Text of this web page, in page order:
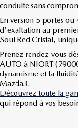
conduite sans
En version 5 portes ou
d'exaltation au
Soul Red Cristal,
Prenez rendez-vous
AUTO à NIORT
dynamisme et la
Mazda3.
Découvrez toute la
qui répond à vos